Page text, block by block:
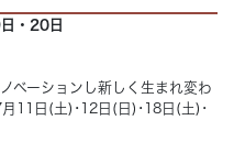
・20日
ベーションし新しく生まれ変わ
11日(土)･12日(日)･18日(土)･